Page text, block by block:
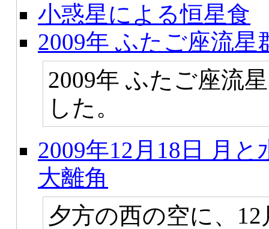
小惑星による恒星食
2009年 ふたご座流星
2009年 ふたご座流
した。
2009年12月18日 月
大離角
夕方の西の空に、